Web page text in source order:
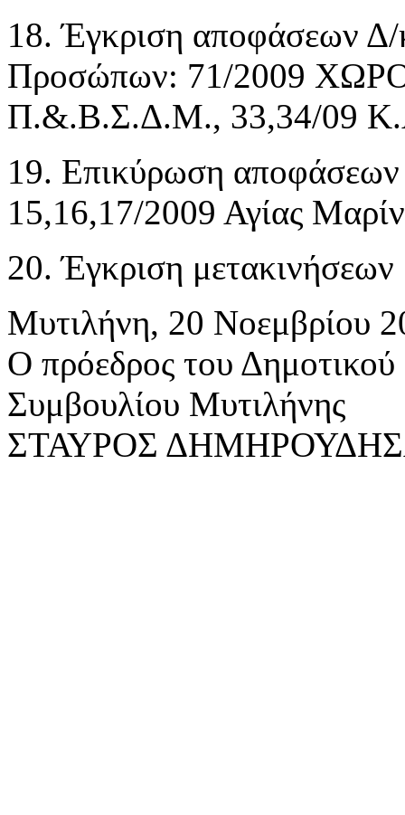
18. Έγκριση αποφάσεων
Προσώπων: 71/2009
Π.&.Β.Σ.Δ.Μ., 33,34/09
19. Επικύρωση
15,16,17/2009 Αγίας
20. Έγκριση μετακινήσεων
Μυτιλήνη, 20 Νοεμβρίου
Ο πρόεδρος του Δημοτικού
Συμβουλίου Μυτιλήνης
ΣΤΑΥΡΟΣ